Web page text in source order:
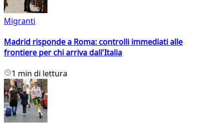
Migranti
Madrid risponde a Roma: controlli immediati alle
frontiere per chi arriva dall'Italia
1 min di lettura